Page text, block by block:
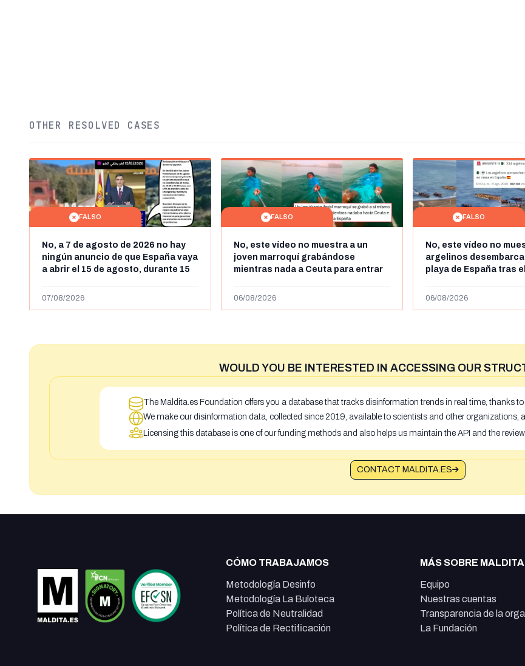
OTHER RESOLVED CASES
FALSO
No, a 7 de agosto de 2026 no hay
ningún anuncio de que España vaya
a abrir el 15 de agosto, durante 15
y Ceuta
07/08/2026
FALSO
No, este vídeo no muestra a un
joven marroquí grabándose
mientras nada a Ceuta para entrar
más de 450km de Ceuta y el autor lo
06/08/2026
FALSO
No, este vídeo no
argelinos
playa de España tras
de julio de 2026: son
06/08/2026
WOULD YOU BE INTERESTED IN ACCESSING OUR
The Maldita.es Foundation offers you a database that tracks disinformation trends in real time, thanks
We make our disinformation data, collected since 2019, available to scientists and other organizations,
Licensing this database is one of our funding methods and also helps us maintain the API and the review
CONTACT MALDITA.ES
CÓMO TRABAJAMOS
Metodología Desinfo
Metodología La Buloteca
Política de Neutralidad
Política de Rectificación
MÁS SOBRE
Equipo
Nuestras cuentas
Transparencia de la
La Fundación